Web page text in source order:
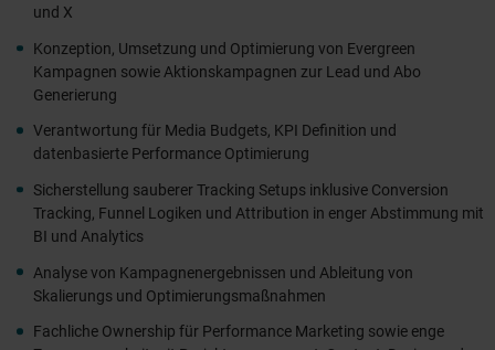
und X
Konzeption, Umsetzung und Optimierung von Evergreen
Kampagnen sowie Aktionskampagnen zur Lead und Abo
Generierung
Verantwortung für Media Budgets, KPI Definition und
datenbasierte Performance Optimierung
Sicherstellung sauberer Tracking Setups inklusive Conversion
Tracking, Funnel Logiken und Attribution in enger Abstimmung mit
BI und Analytics
Analyse von Kampagnenergebnissen und Ableitung von
Skalierungs und Optimierungsmaßnahmen
Fachliche Ownership für Performance Marketing sowie enge